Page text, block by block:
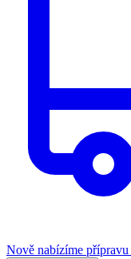
Nově nabízíme přípravu